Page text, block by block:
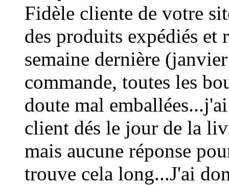
Fidèle cliente de votre
des produits expédiés et
semaine dernière
commande, toutes les
doute mal
client dés le jour de la
mais aucune réponse
trouve cela long...J'ai